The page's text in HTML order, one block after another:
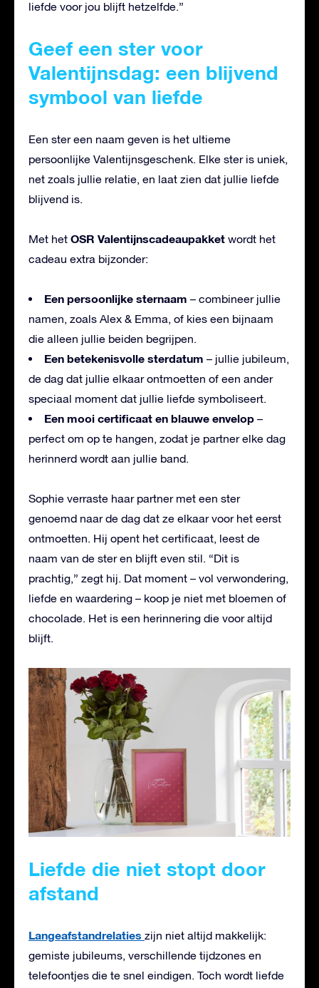
liefde voor jou blijft hetzelfde.”
Geef een ster voor
Valentijnsdag: een blijvend
symbool van liefde
Een ster een naam geven is het ultieme
persoonlijke Valentijnsgeschenk. Elke ster is uniek,
net zoals jullie relatie, en laat zien dat jullie liefde
blijvend is.
Met het OSR Valentijnscadeaupakket wordt het
cadeau extra bijzonder:
Een persoonlijke sternaam – combineer jullie
namen, zoals Alex & Emma, of kies een bijnaam
die alleen jullie beiden begrijpen.
Een betekenisvolle sterdatum – jullie jubileum,
de dag dat jullie elkaar ontmoetten of een ander
speciaal moment dat jullie liefde symboliseert.
Een mooi certificaat en blauwe envelop –
perfect om op te hangen, zodat je partner elke dag
herinnerd wordt aan jullie band.
Sophie verraste haar partner met een ster
genoemd naar de dag dat ze elkaar voor het eerst
ontmoetten. Hij opent het certificaat, leest de
naam van de ster en blijft even stil. “Dit is
prachtig,” zegt hij. Dat moment – vol verwondering,
liefde en waardering – koop je niet met bloemen of
chocolade. Het is een herinnering die voor altijd
blijft.
Liefde die niet stopt door
afstand
Langeafstandrelaties zijn niet altijd makkelijk:
gemiste jubileums, verschillende tijdzones en
telefoontjes die te snel eindigen. Toch wordt liefde